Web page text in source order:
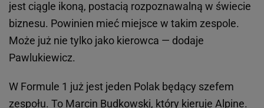
jest ciągle ikoną, postacią rozpoznawalną w świecie
biznesu. Powinien mieć miejsce w takim zespole.
Może już nie tylko jako kierowca — dodaje
Pawlukiewicz.
W Formule 1 już jest jeden Polak będący szefem
zespołu. To Marcin Budkowski, który kieruje Alpine.